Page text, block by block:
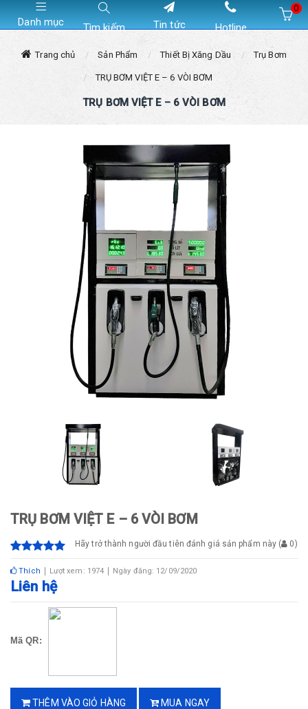
Danh mục Tìm kiếm Tin tức Hotline
0
Trang chủ Sản Phẩm Thiết Bị Xăng Dầu Trụ Bơm
TRỤ BƠM VIỆT E – 6 VÒI BƠM
TRỤ BƠM VIỆT E – 6 VÒI BƠM
TRỤ BƠM VIỆT E – 6 VÒI BƠM
Hãy trở thành người đầu tiên đánh giá sản phẩm này ( 0)
Thích Lượt xem: 1974 Ngày đăng: 12/09/2020
Liên hệ
Mã QR:
THÊM VÀO GIỎ HÀNG MUA NGAY